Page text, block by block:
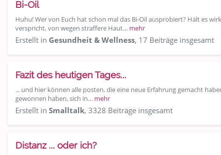
Bi-Oil
Huhu! Wer von Euch hat schon mal das Bi-Oil ausprobiert? Hält es
verspricht, von wegen straffere Haut… mehr
Erstellt in Gesundheit & Wellness, 17 Beiträge insgesamt
Fazit des heutigen Tages...
... und hier können alle posten, die eine neue Erfahrung gemacht
gewonnen haben, sich in… mehr
Erstellt in Smalltalk, 3328 Beiträge insgesamt
Distanz ... oder ich?